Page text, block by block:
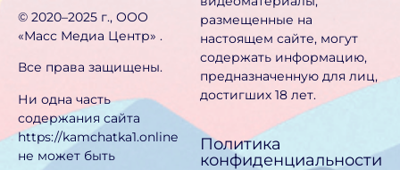
©️ 2020–2025 г., ООО
«Масс Медиа Центр» .
Все права защищены.
Ни одна часть
содержания сайта
https://kamchatka1.online
не может быть
размещенные на
настоящем сайте, могут
содержать информацию,
предназначен­ную для лиц,
достигших 18 лет.
Политика
конфиденциальности